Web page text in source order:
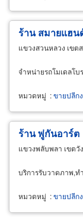
ร้าน สมายแฮน
แขวงสวนหลวง เขต
จำหน่ายรถโมเดลโ
หมวดหมู่ :ขายปลีก
ร้าน พู่กันอาร์ต
แขวงพลับพลา เขตวั
บริการรับวาดภาพ,ท
หมวดหมู่ :ขายปลีก